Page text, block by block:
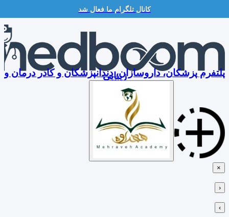
کانال تلگرام ما فعال شد
Skip
content
پلتفرم پزشکان، داروسازان، دندانپزشکان و کادر درمان و
زیبایی
×
‹
›